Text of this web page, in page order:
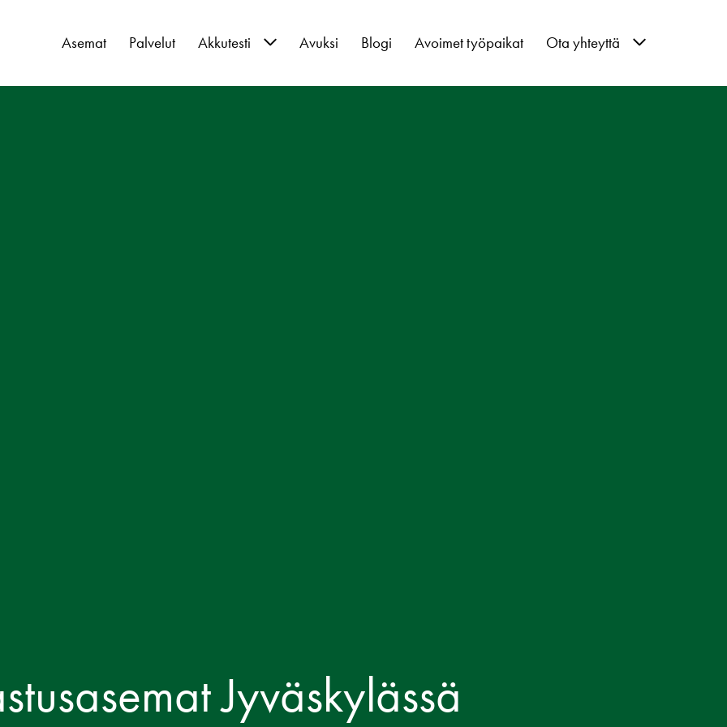
Asemat Palvelut Akkutesti Avuksi Blogi Avoimet työpaikat Ota yhteyttä
Jyväskylässä